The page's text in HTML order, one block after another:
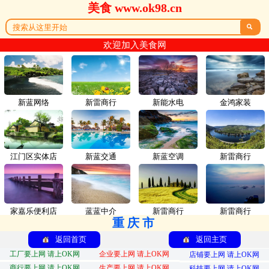
美食 www.ok98.cn

欢迎加入美食网
新蓝网络 新雷商行
江门区实体店 新蓝交通
家嘉乐便利店 蓝蓝中介
新能水电 金鸿家装
新蓝空调 新雷商行
新雷商行 新雷商行
重庆市
返回首页 返回主页
工厂要上网 请上OK网 企业要上网 请上OK网
店铺要上网 请上OK网